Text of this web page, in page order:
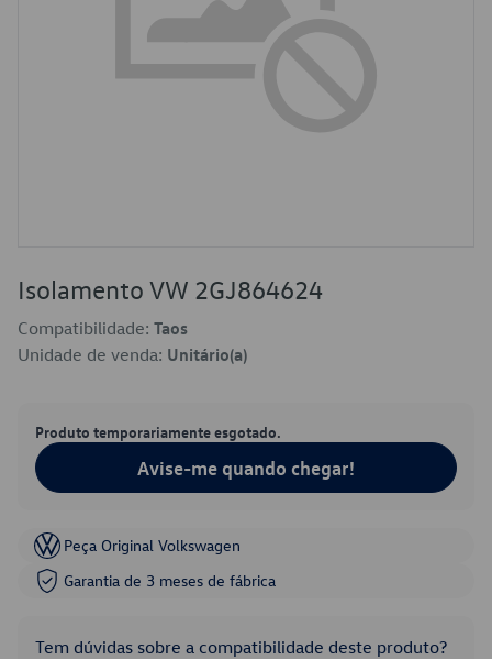
Isolamento VW 2GJ864624
Compatibilidade: Taos
Unidade de venda: Unitário(a)
Produto temporariamente esgotado.
Avise-me quando chegar!
Peça Original Volkswagen
Garantia de 3 meses de fábrica
Tem dúvidas sobre a compatibilidade deste produto?